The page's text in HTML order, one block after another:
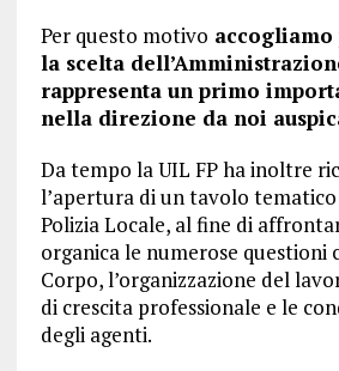
Per questo motivo
la scelta
rappresenta un primo
nella direzione da noi
Da tempo la UIL FP ha inoltre
l’apertura di un tavolo
Polizia Locale, al fine di
organica le numerose questioni
Corpo, l’organizzazione del
di crescita professionale e le
degli agenti.